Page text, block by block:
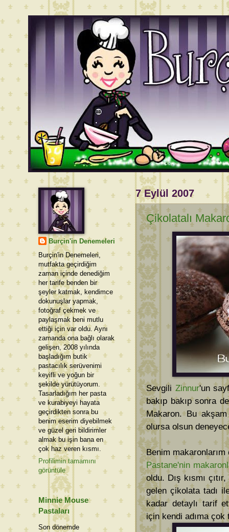
7 Eylül 2007
Çikolatalı
Sevgili Zinnur'un
bakıp bakıp sonra
Makaron. Bu
olursa olsun
Benim
Pastane'nin
oldu. Dış kısmı
gelen çikolata tadı
kadar detaylı tarif
için kendi adıma
Burçin'in Denemeleri
Burçin'in Denemeleri,
mutfakta geçirdiğim
zaman içinde denediğim
her tarife benden bir
şeyler katmak, kendimce
dokunuşlar yapmak,
fotoğraf çekmek ve
paylaşmak beni mutlu
ettiği için var oldu. Aynı
zamanda ona bağlı olarak
gelişen, 2008 yılında
başladığım butik
pastacılık serüvenimi
keyifli ve yoğun bir
şekilde yürütüyorum.
Tasarladığım her pasta
ve kurabiyeyi hayata
geçirdikten sonra bu
benim eserim diyebilmek
ve güzel geri bildirimler
almak bu işin bana en
çok haz veren kısmı.
Profilimin tamamını
görüntüle
Minnie Mouse
Pastaları
Son dönemde